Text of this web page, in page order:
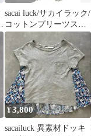
sacai luck/サカイラック/
コットンプリーツスカ
ート/ホワイト/サイズ2/
レディース/FG0178
¥3,800
sacailuck 異素材ドッキ